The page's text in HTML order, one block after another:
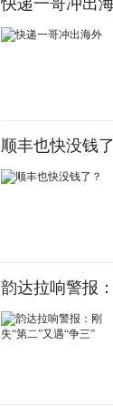
快递一哥冲出
顺丰也快没钱
韵达拉响警报